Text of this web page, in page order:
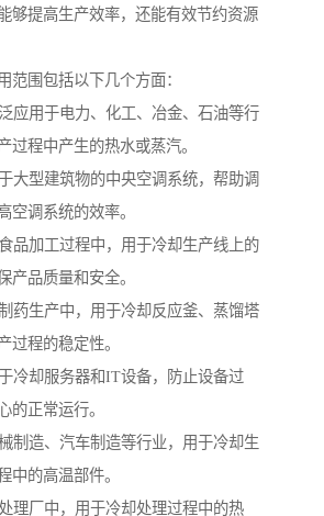
够提高生产效率，还能有效节约资源
范围包括以下几个方面：
应用于电力、化工、冶金、石油等行
过程中产生的热水或蒸汽。
大型建筑物的中央空调系统，帮助调
空调系统的效率。
品加工过程中，用于冷却生产线上的
产品质量和安全。
药生产中，用于冷却反应釜、蒸馏塔
过程的稳定性。
冷却服务器和IT设备，防止设备过
的正常运行。
制造、汽车制造等行业，用于冷却生
中的高温部件。
理厂中，用于冷却处理过程中的热